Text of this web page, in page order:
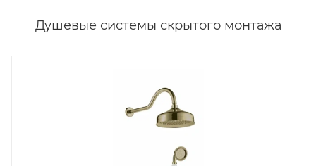
Душевые системы скрытого монтажа